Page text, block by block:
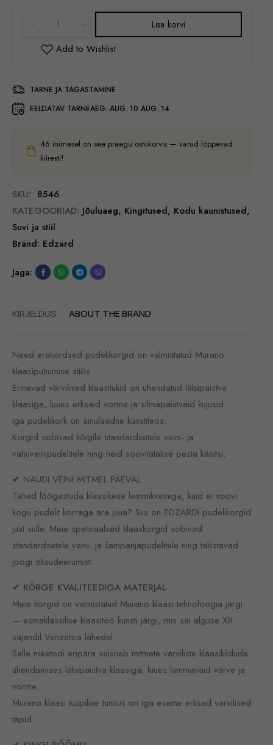
Lisa korvi
TARNE JA TAGASTAMINE
EELDATAV TARNEAEG: AUG. 10 AUG. 14
46 inimesel on see praegu ostukorvis — varud lõppevad
kiiresti!
SKU: 8546
KATEGOORIAD: Jõuluaeg, Kingitused, Kodu kaunistused,
Suvi ja stiil
Bränd: Edzard
Jaga:
KIRJELDUS ABOUT THE BRAND
Need erakordsed pudelikorgid on valmistatud Murano
klaasipuhumise stiilis.
Erinevad värvilised klaasitükid on ühendatud läbipaistva
klaasiga, luues erksaid vorme ja silmapaistvaid kujusid.
Iga pudelikork on ainulaadne kunstiteos.
Korgid sobivad kõigile standardsetele veini- ja
vahuveinipudelitele ning neid soovitatakse pesta käsitsi.
✔ NAUDI VEINI MITMEL PÄEVAL
Tahad lõõgastuda klaasikese lemmikveiniga, kuid ei soovi
kogu pudelit korraga ära juua? Siis on EDZARDi pudelikorgid
just sulle. Meie spetsiaalsed klaaskorgid sobivad
standardsetele veini- ja šampanjapudelitele ning takistavad
joogi oksüdeerumist.
✔ KÕRGE KVALITEEDIGA MATERJAL
Meie korgid on valmistatud Murano klaasi tehnoloogia järgi
— esmaklassilise klaasitöö kunsti järgi, mis sai alguse XIII
sajandil Veneetsia lähedal.
Selle meetodi eripära seisneb mitmete värviliste klaasikildude
ühendamises läbipaistva klaasiga, luues lummavaid värve ja
vorme.
Murano klaasi tüüpiline tunnus on iga eseme erksad värvilised
täpid.